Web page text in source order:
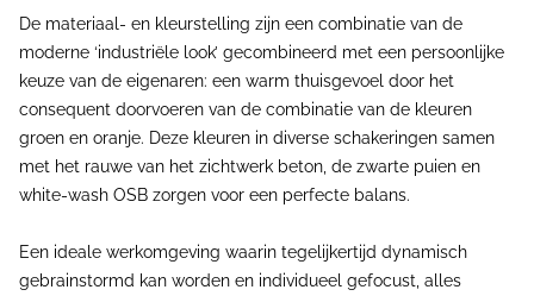
De materiaal- en kleurstelling zijn een combinatie van de
moderne ‘industriële look’ gecombineerd met een persoonlijke
keuze van de eigenaren: een warm thuisgevoel door het
consequent doorvoeren van de combinatie van de kleuren
groen en oranje. Deze kleuren in diverse schakeringen samen
met het rauwe van het zichtwerk beton, de zwarte puien en
white-wash OSB zorgen voor een perfecte balans.
Een ideale werkomgeving waarin tegelijkertijd dynamisch
gebrainstormd kan worden en individueel gefocust, alles